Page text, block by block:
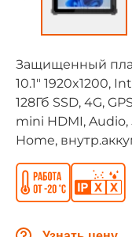
Защищенный
10.1" 1920x1200,
128Гб SSD, 4G,
mini HDMI,
Home,